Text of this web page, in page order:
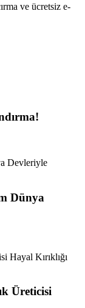
ve ücretsiz e-
Dünya
Üreticisi